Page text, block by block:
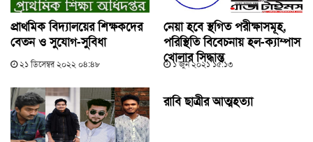
প্রাথমিক বিদ্যালয়ের শিক্ষকদের
বেতন ও সুযোগ-সুবিধা
২১ ডিসেম্বর ২০২২ ০৪:৪৮
নেয়া হবে স্থগিত পরীক্ষাসমূহ,
পরিস্থিতি বিবেচনায় হল-ক্যাম্পাস
খোলার সিদ্ধান্ত
১ জুন ২০২১ ১৫:১৩
রাবি ছাত্রীর আত্মহত্যা